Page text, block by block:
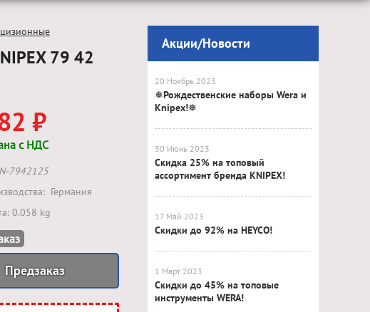
79 42
₽
с НДС
7942125
Германия
0.058 kg
Предзаказ
Акции/Новости
20 Ноябрь 2023
❅Рождественские наборы Wera и
Knipex!❅
30 Июнь 2023
Скидка 25% на топовый
ассортимент бренда KNIPEX!
17 Май 2023
Скидки до 92% на HEYCO!
1 Март 2023
Скидки до 45% на топовые
инструменты WERA!